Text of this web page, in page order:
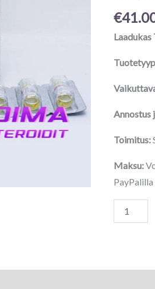
€
Laadukas
Annostus
Toimitus:
Maksu: